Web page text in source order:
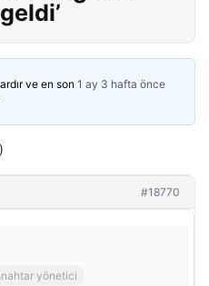
ve en son 1 ay 3 hafta önce
#18770
yönetici